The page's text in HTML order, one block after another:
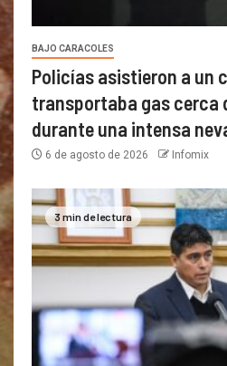
BAJO CARACOLES
Policías asistieron a un
transportaba gas cerca
durante una intensa
6 de agosto de 2026 Infomix
3 min de lectura